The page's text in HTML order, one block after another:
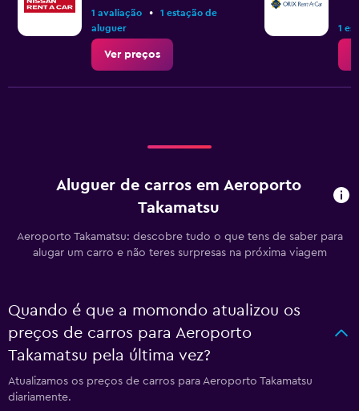
1 avaliação •
1 estação de
aluguer
Ver preços
1
Aluguer de carros em Aeroporto
Takamatsu
Aeroporto Takamatsu: descobre tudo o que tens de saber para
alugar um carro e não teres surpresas na próxima viagem
Quando é que a momondo atualizou os
preços de carros para Aeroporto
Takamatsu pela última vez?
Atualizamos os preços de carros para Aeroporto Takamatsu
diariamente.